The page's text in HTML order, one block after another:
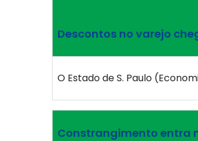
Descontos no varejo
O Estado de S. Paulo
Constrangimento entra